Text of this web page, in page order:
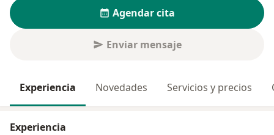
Agendar cita
Enviar mensaje
Experiencia Novedades Servicios y precios
Experiencia